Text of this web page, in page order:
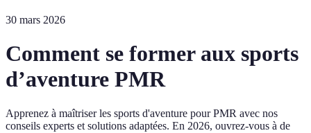
30 mars 2026
Comment se former aux sports
d’aventure PMR
Apprenez à maîtriser les sports d'aventure pour PMR avec nos
conseils experts et solutions adaptées. En 2026, ouvrez-vous à de